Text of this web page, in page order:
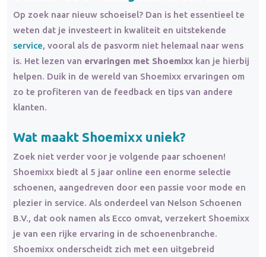
Op zoek naar nieuw schoeisel? Dan is het essentieel te
weten dat je investeert in kwaliteit en uitstekende
service, vooral als de pasvorm niet helemaal naar wens
is. Het lezen van ervaringen met Shoemixx kan je hierbij
helpen. Duik in de wereld van Shoemixx ervaringen om
zo te profiteren van de feedback en tips van andere
klanten.
Wat maakt Shoemixx uniek?
Zoek niet verder voor je volgende paar schoenen!
Shoemixx biedt al 5 jaar online een enorme selectie
schoenen, aangedreven door een passie voor mode en
plezier in service. Als onderdeel van Nelson Schoenen
B.V., dat ook namen als Ecco omvat, verzekert Shoemixx
je van een rijke ervaring in de schoenenbranche.
Shoemixx onderscheidt zich met een uitgebreid